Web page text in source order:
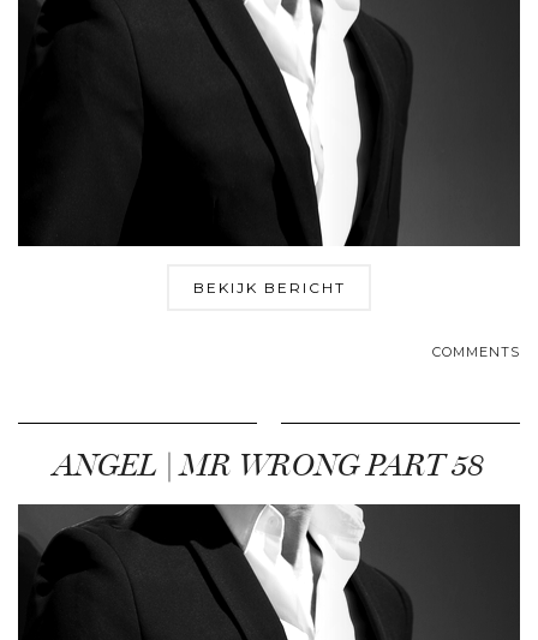
BEKIJK BERICHT
COMMENTS
ANGEL | MR WRONG PART 58